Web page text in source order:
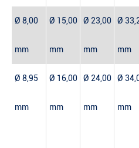
Ø 8,00
mm
Ø 15,00
mm
Ø 23,00
mm
Ø
mm
Ø 8,95
mm
Ø 16,00
mm
Ø 24,00
mm
Ø
mm